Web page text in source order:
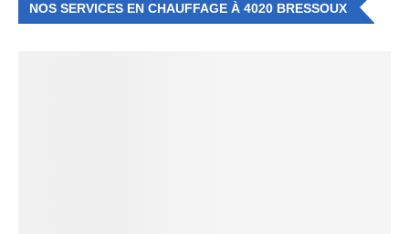
NOS SERVICES EN CHAUFFAGE À 4020 BRESSOUX